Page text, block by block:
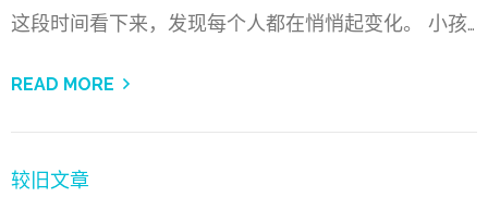
这段时间看下来，发现每个人都在悄悄起变化。 小孩…
READ MORE
文
较旧文章